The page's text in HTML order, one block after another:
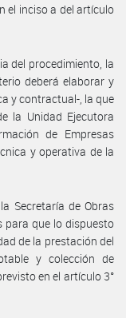
el inciso a del artículo
del procedimiento, la
deberá elaborar y
y contractual-, la que
la Unidad Ejecutora
de Empresas
y operativa de la
Secretaría de Obras
para que lo dispuesto
de la prestación del
y colección de
en el artículo 3°